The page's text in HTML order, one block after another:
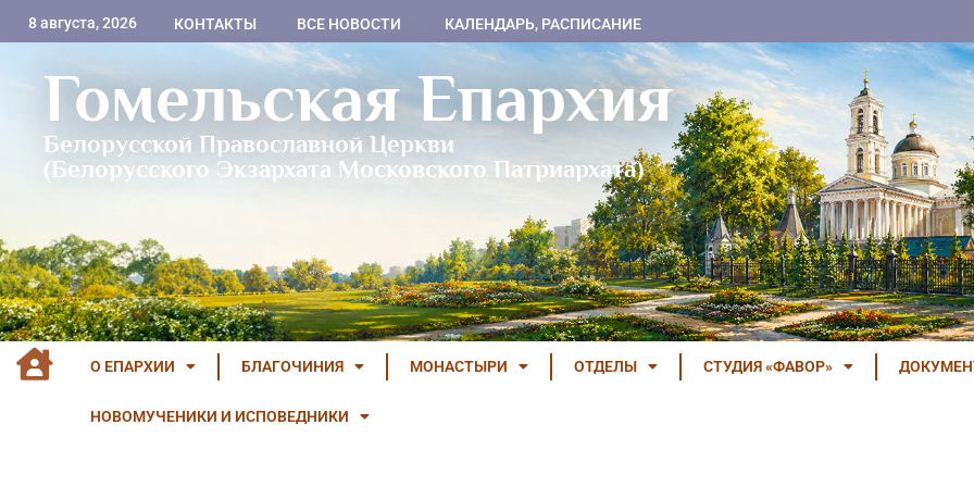
8 августа, 2026 КОНТАКТЫ ВСЕ НОВОСТИ КАЛЕНДАРЬ, РАСПИСАНИЕ
Гомельская Епархия
Белорусской Православной Церкви
(Белорусского Экзархата Московского Патриархата)
О ЕПАРХИИ БЛАГОЧИНИЯ МОНАСТЫРИ ОТДЕЛЫ СТУДИЯ «ФАВОР»
НОВОМУЧЕНИКИ И ИСПОВЕДНИКИ